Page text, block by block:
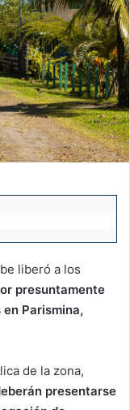
liberó a los
presuntamente
Parismina,
de la zona,
presentarse